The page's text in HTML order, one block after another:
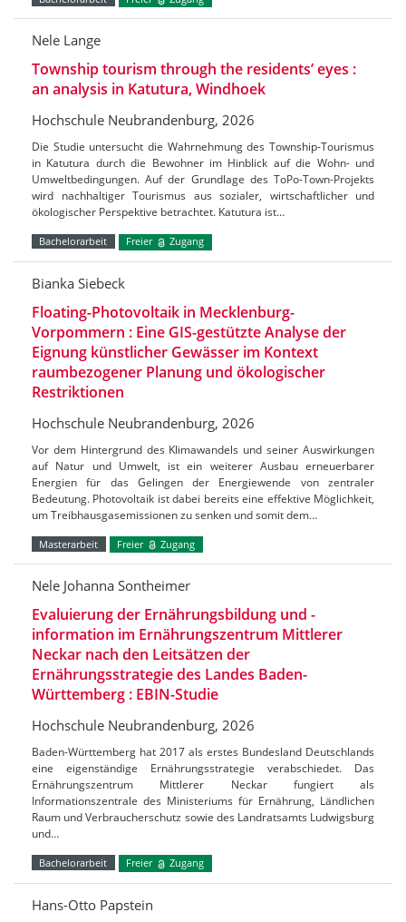
Nele Lange
Township tourism through the residents’ eyes :
an analysis in Katutura, Windhoek
Hochschule Neubrandenburg, 2026
Die Studie untersucht die Wahrnehmung des Township-Tourismus
in Katutura durch die Bewohner im Hinblick auf die Wohn- und
Umweltbedingungen. Auf der Grundlage des ToPo-Town-Projekts
wird nachhaltiger Tourismus aus sozialer, wirtschaftlicher und
ökologischer Perspektive betrachtet. Katutura ist…
Bachelorarbeit Freier Zugang
Bianka Siebeck
Floating-Photovoltaik in Mecklenburg-
Vorpommern : Eine GIS-gestützte Analyse der
Eignung künstlicher Gewässer im Kontext
raumbezogener Planung und ökologischer
Restriktionen
Hochschule Neubrandenburg, 2026
Vor dem Hintergrund des Klimawandels und seiner Auswirkungen
auf Natur und Umwelt, ist ein weiterer Ausbau erneuerbarer
Energien für das Gelingen der Energiewende von zentraler
Bedeutung. Photovoltaik ist dabei bereits eine effektive Möglichkeit,
um Treibhausgasemissionen zu senken und somit dem…
Masterarbeit Freier Zugang
Nele Johanna Sontheimer
Evaluierung der Ernährungsbildung und -
information im Ernährungszentrum Mittlerer
Neckar nach den Leitsätzen der
Ernährungsstrategie des Landes Baden-
Württemberg : EBIN-Studie
Hochschule Neubrandenburg, 2026
Baden-Württemberg hat 2017 als erstes Bundesland Deutschlands
eine eigenständige Ernährungsstrategie verabschiedet. Das
Ernährungszentrum Mittlerer Neckar fungiert als
Informationszentrale des Ministeriums für Ernährung, Ländlichen
Raum und Verbraucherschutz sowie des Landratsamts Ludwigsburg
und…
Bachelorarbeit Freier Zugang
Hans-Otto Papstein